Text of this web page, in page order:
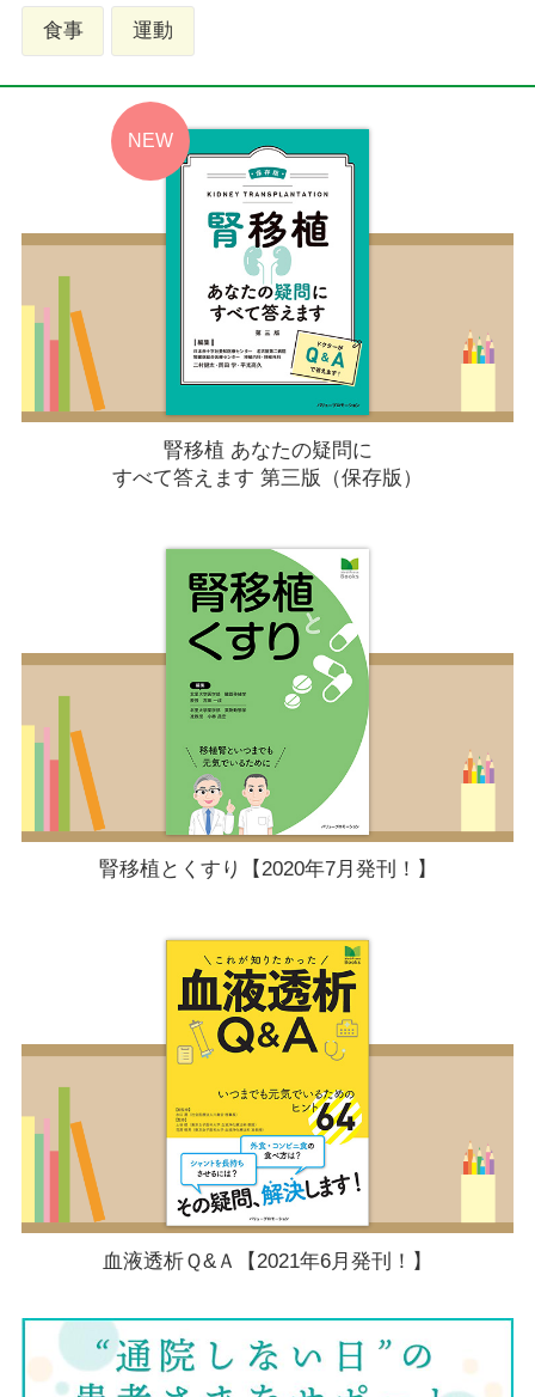
食事 運動
腎移植 あなたの疑問に
すべて答えます 第三版（保存版）
腎移植とくすり【2020年7月発刊！】
血液透析Ｑ&Ａ【2021年6月発刊！】